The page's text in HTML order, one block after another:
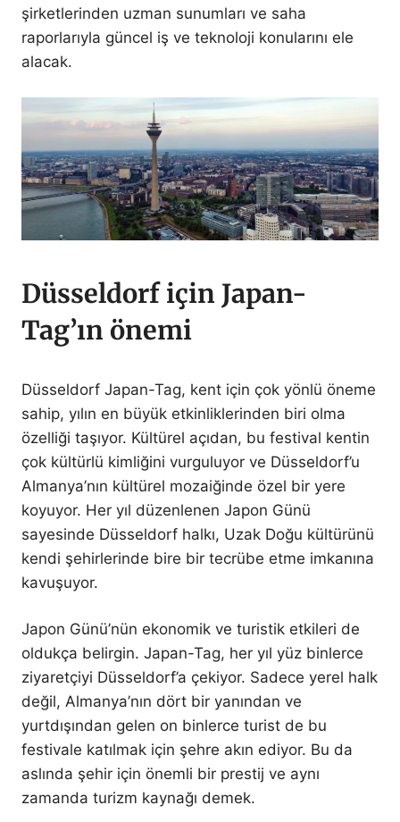
şirketlerinden uzman sunumları ve saha
raporlarıyla güncel iş ve teknoloji konularını ele
alacak.
Düsseldorf için Japan-
Tag’ın önemi
Düsseldorf Japan-Tag, kent için çok yönlü öneme
sahip, yılın en büyük etkinliklerinden biri olma
özelliği taşıyor. Kültürel açıdan, bu festival kentin
çok kültürlü kimliğini vurguluyor ve Düsseldorf’u
Almanya’nın kültürel mozaiğinde özel bir yere
koyuyor. Her yıl düzenlenen Japon Günü
sayesinde Düsseldorf halkı, Uzak Doğu kültürünü
kendi şehirlerinde bire bir tecrübe etme imkanına
kavuşuyor.
Japon Günü’nün ekonomik ve turistik etkileri de
oldukça belirgin. Japan-Tag, her yıl yüz binlerce
ziyaretçiyi Düsseldorf’a çekiyor. Sadece yerel halk
değil, Almanya’nın dört bir yanından ve
yurtdışından gelen on binlerce turist de bu
festivale katılmak için şehre akın ediyor. Bu da
aslında şehir için önemli bir prestij ve aynı
zamanda turizm kaynağı demek.